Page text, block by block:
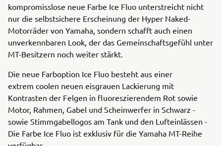
kompromisslose neue Farbe Ice Fluo unterstreicht nicht
nur die selbstsichere Erscheinung der Hyper Naked-
Motorräder von Yamaha, sondern schafft auch einen
unverkennbaren Look, der das Gemeinschaftsgefühl unter
MT-Besitzern noch weiter stärkt.
Die neue Farboption Ice Fluo besteht aus einer
extrem coolen neuen eisgrauen Lackierung mit
Kontrasten der Felgen in fluoreszierendem Rot sowie
Motor, Rahmen, Gabel und Scheinwerfer in Schwarz -
sowie Stimmgabellogos am Tank und den Lufteinlässen -
Die Farbe Ice Fluo ist exklusiv für die Yamaha MT-Reihe